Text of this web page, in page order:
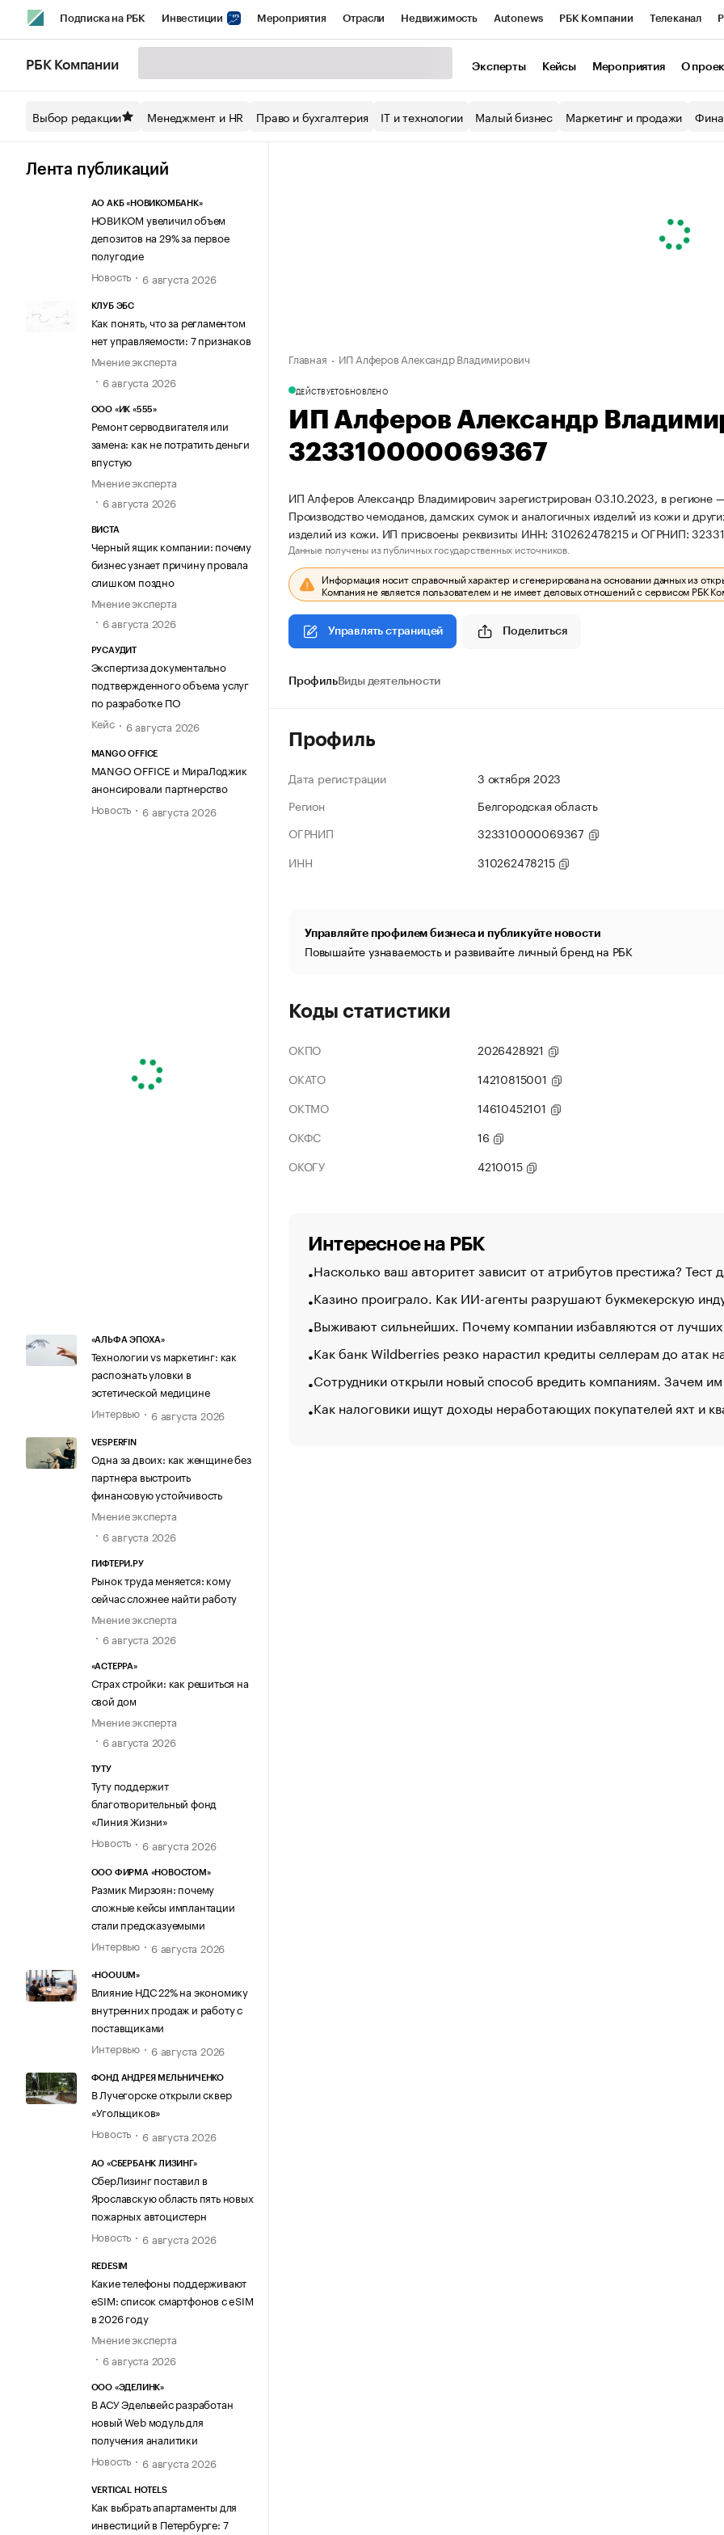
Подписка на РБК Инвестиции Мероприятия Отрасли Недвижимость Autonews РБК Компании Телеканал
Спецпроекты СПб Конференции СПб Спецпроекты Экономика Бизнес
Технологии и медиа
РБК Компании Эксперты Кейсы Мероприятия О
Выбор редакции Менеджмент и HR Право и бухгалтерия IT и технологии Малый бизнес Маркетинг и продажи
Лента публикаций
АО АКБ «НОВИКОМБАНК»
НОВИКОМ увеличил объем
депозитов на 29% за первое
полугодие
Новость
6 августа 2026
КЛУБ ЭБС
Как понять, что за регламентом
нет управляемости: 7 признаков
Мнение эксперта
6 августа 2026
ООО «ИК «555»
Ремонт серводвигателя или
замена: как не потратить деньги
впустую
Мнение эксперта
6 августа 2026
ВИСТА
Черный ящик компании: почему
бизнес узнает причину провала
слишком поздно
Мнение эксперта
6 августа 2026
РУСАУДИТ
Экспертиза документально
подтвержденного объема услуг
по разработке ПО
Кейс
6 августа 2026
MANGO OFFICE
MANGO OFFICE и МираЛоджик
анонсировали партнерство
Новость
6 августа 2026
«АЛЬФА ЭПОХА»
Технологии vs маркетинг: как
распознать уловки в
эстетической медицине
Интервью
6 августа 2026
VESPERFIN
Одна за двоих: как женщине без
партнера выстроить
финансовую устойчивость
Мнение эксперта
6 августа 2026
ГИФТЕРИ.РУ
Рынок труда меняется: кому
сейчас сложнее найти работу
Мнение эксперта
6 августа 2026
«АСТЕРРА»
Страх стройки: как решиться на
свой дом
Мнение эксперта
6 августа 2026
ТУТУ
Туту поддержит
благотворительный фонд
«Линия Жизни»
Новость
6 августа 2026
ООО ФИРМА «НОВОСТОМ»
Размик Мирзоян: почему
сложные кейсы имплантации
стали предсказуемыми
Интервью
6 августа 2026
«HOOUUM»
Влияние НДС 22% на экономику
внутренних продаж и работу с
поставщиками
Интервью
6 августа 2026
ФОНД АНДРЕЯ МЕЛЬНИЧЕНКО
В Лучегорске открыли сквер
«Угольщиков»
Новость
6 августа 2026
АО «СБЕРБАНК ЛИЗИНГ»
СберЛизинг поставил в
Ярославскую область пять новых
пожарных автоцистерн
Новость
6 августа 2026
REDESIM
Какие телефоны поддерживают
eSIM: список смартфонов с eSIM
в 2026 году
Мнение эксперта
6 августа 2026
ООО «ЭДЕЛИНК»
В АСУ Эдельвейс разработан
новый Web модуль для
получения аналитики
Новость
6 августа 2026
VERTICAL HOTELS
Как выбрать апартаменты для
инвестиций в Петербурге: 7
Главная ИП Алферов Александр Владимирович
ДЕЙСТВУЕТОБНОВЛЕНО
ИП Алферов Александр
323310000069367
ИП Алферов Александр Владимирович зарегистрирован 03.10.2023, в регионе
Производство чемоданов, дамских сумок и аналогичных изделий из кожи и
изделий из кожи. ИП присвоены реквизиты ИНН: 310262478215 и ОГРНИП:
Данные получены из публичных государственных источников.
Информация носит справочный характер и сгенерирована на основании данных из
Компания не является пользователем и не имеет деловых отношений с сервисом РБК
Управлять страницей Поделиться
ПрофильВиды деятельности
Профиль
Дата регистрации
3 октября 2023
Регион
Белгородская область
ОГРНИП
323310000069367
ИНН
310262478215
Управляйте профилем бизнеса и публикуйте новости
Повышайте узнаваемость и развивайте личный бренд на РБК
Коды статистики
ОКПО
2026428921
ОКАТО
14210815001
ОКТМО
14610452101
ОКФС
16
ОКОГУ
4210015
Интересное на РБК
Насколько ваш авторитет зависит от атрибутов престижа? Тест
Казино проиграло. Как ИИ-агенты разрушают букмекерскую
Выживают сильнейших. Почему компании избавляются от лучших
Как банк Wildberries резко нарастил кредиты селлерам до атак
Сотрудники открыли новый способ вредить компаниям. Зачем
Как налоговики ищут доходы неработающих покупателей яхт и